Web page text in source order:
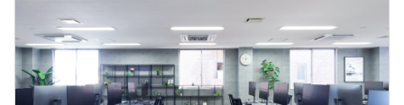
・社員教育・研修制度（技術研修、新人・マネジメント層
向け研修、外部英語研修など）
・キャリア支援（キャリアサポート面談・キャリア研修）
高専(専攻科)：240,100円
大学院：249,100円
3年制専修：226,500円
2年制専修技術短大：220,900円
前年度 採用者数24人 離職者数3人
2年度前 採用者数40人 離職者数6人
3年度前 採用者数104人 離職者数49人
過去３年間の新卒採用者数の男女別人数